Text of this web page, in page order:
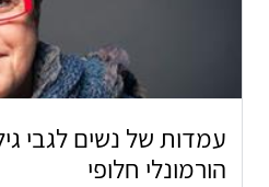
עמדות של נשים לגבי
הורמונלי חלופי